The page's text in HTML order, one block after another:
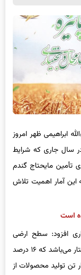
ابراهیمی ظهر امروز
سال جاری که شرایط
دلار برای تأمین مایحتاج گندم
که این آمار اهمیت تلاش
است
افزود: سطح ارضی
زیرکشت شهرستان بروجن ۴۰ هزار و ۴۹ هکتار می‌باشد که ۱۶ درصد
را شامل می‌شود و ۲۷۲ هزار تن تولید محصولات از